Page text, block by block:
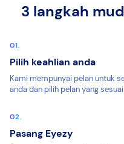
3 langkah
Pilih keahlian anda
Kami mempunyai pelan untuk
anda dan pilih pelan yang
Pasang Eyezy